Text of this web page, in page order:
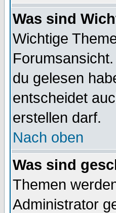
Was sind
Wichtige
du gelesen
entscheidet
erstellen darf.
Nach oben
Was sind
Themen
Administrator